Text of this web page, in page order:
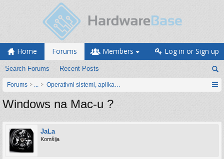
Home Forums
Search Forums Recent Posts
Members Log in or Sign up
Forums ... Operativni sistemi, aplikacije i programiranje
Windows na Mac-u ?
JaLa
Komšija